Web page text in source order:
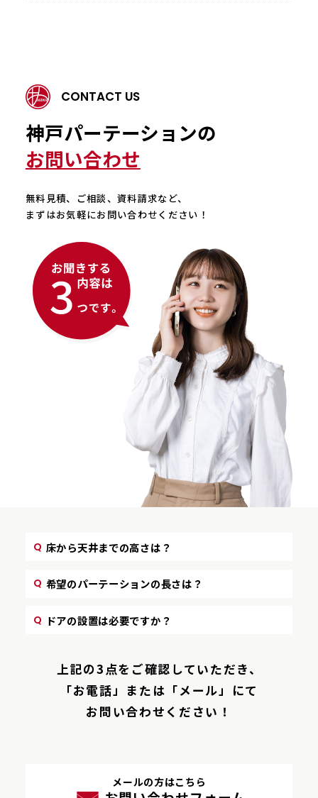
CONTACT US
神戸パーテーションの
お問い合わせ
無料見積、ご相談、資料請求など、
まずはお気軽にお問い合わせください！
床から天井までの高さは？
希望のパーテーションの長さは？
ドアの設置は必要ですか？
上記の3点をご確認していただき、
「お電話」または「メール」にて
お問い合わせください！
メールの方はこちら